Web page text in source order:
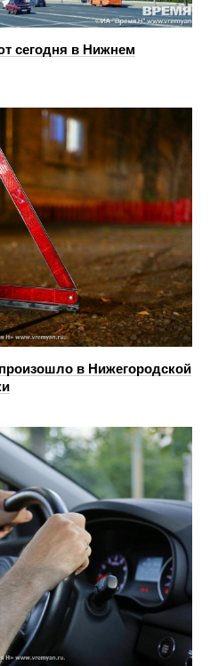
сегодня в Нижнем
в Нижегородской